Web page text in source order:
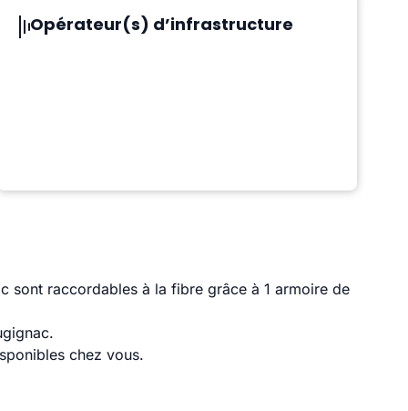
Opérateur(s) d’infrastructure
sont raccordables à la fibre grâce à 1 armoire de
chez vous.